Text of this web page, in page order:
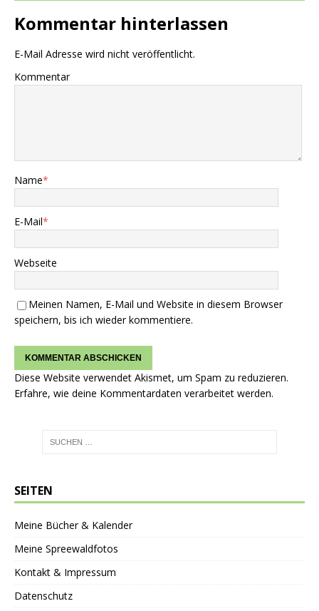
Kommentar hinterlassen
E-Mail Adresse wird nicht veröffentlicht.
Kommentar
Name*
E-Mail*
Webseite
Meinen Namen, E-Mail und Website in diesem Browser
speichern, bis ich wieder kommentiere.
Diese Website verwendet Akismet, um Spam zu reduzieren.
Erfahre, wie deine Kommentardaten verarbeitet werden.
SEITEN
Meine Bücher & Kalender
Meine Spreewaldfotos
Kontakt & Impressum
Datenschutz